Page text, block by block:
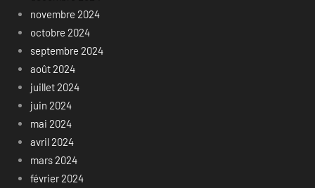
novembre 2024
octobre 2024
septembre 2024
août 2024
juillet 2024
juin 2024
mai 2024
avril 2024
mars 2024
février 2024